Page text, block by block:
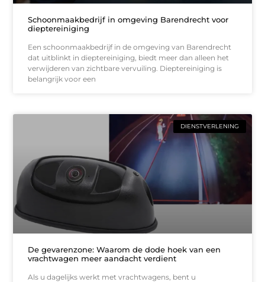
Schoonmaakbedrijf in omgeving Barendrecht voor
dieptereiniging
Een schoonmaakbedrijf in de omgeving van Barendrecht
dat uitblinkt in dieptereiniging, biedt meer dan alleen het
verwijderen van zichtbare vervuiling. Dieptereiniging is
belangrijk voor een
DIENSTVERLENING
De gevarenzone: Waarom de dode hoek van een
vrachtwagen meer aandacht verdient
Als u dagelijks werkt met vrachtwagens, bent u